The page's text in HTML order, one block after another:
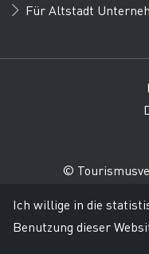
Für Altstadt
©
Ich willige in die
Benutzung dieser